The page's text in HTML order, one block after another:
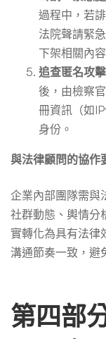
過程中，若
法院聲請緊
下架相關內容
追查匿名攻擊
後，由檢察
冊資訊（如
身份。
與法律顧問的協作
企業內部團隊需與
社群動態、輿情分
實轉化為具有法律
溝通節奏一致，避
第四部